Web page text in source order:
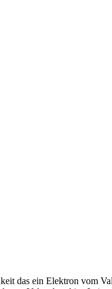
das ein Elektron vom